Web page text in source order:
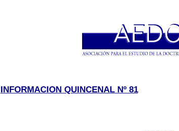
INFORMACION QUINCENAL Nº 81